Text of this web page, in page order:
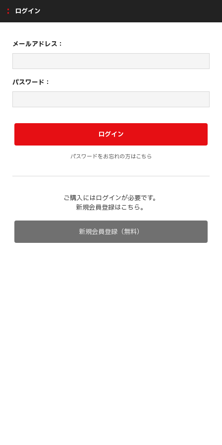
ログイン
メールアドレス：
パスワード：
パスワードをお忘れの方はこちら
ご購入にはログインが必要です。
新規会員登録はこちら。